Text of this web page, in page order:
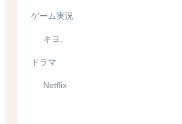
ゲーム実況
キヨ。
ドラマ
Netflix